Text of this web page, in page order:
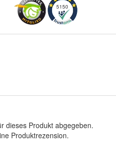
5150
dieses Produkt abgegeben.
Produktrezension.